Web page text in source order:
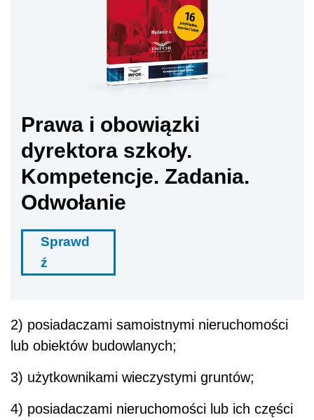
Prawa i obowiązki
dyrektora szkoły.
Kompetencje. Zadania.
Odwołanie
Sprawd
ź
2) posiadaczami samoistnymi nieruchomości
lub obiektów budowlanych;
3) użytkownikami wieczystymi gruntów;
4) posiadaczami nieruchomości lub ich części